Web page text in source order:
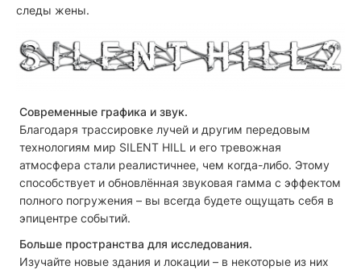
следы жены.
Современные графика и звук.
Благодаря трассировке лучей и другим передовым
технологиям мир SILENT HILL и его тревожная
атмосфера стали реалистичнее, чем когда-либо. Этому
способствует и обновлённая звуковая гамма с эффектом
полного погружения – вы всегда будете ощущать себя в
эпицентре событий.
Больше пространства для исследования.
Изучайте новые здания и локации – в некоторые из них